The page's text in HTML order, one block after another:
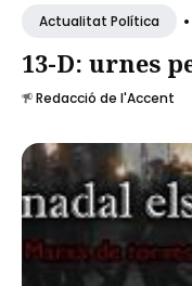
Actualitat Política •
13-D: urnes
Redacció de l'Accent